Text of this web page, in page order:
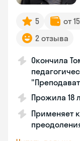
5 от
2 отзыва
Окончила
Прожила 18
Применяет